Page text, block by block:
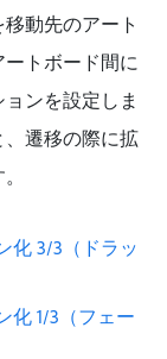
動先のアート
トボード間に
ンを設定しま
遷移の際に拡
化 3/3（ドラッ
化 1/3（フェー